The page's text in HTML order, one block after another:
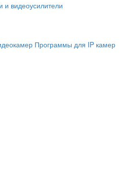
и видеоусилители
Программы для IP камер